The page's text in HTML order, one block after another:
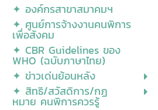
✦ องค์กรสาขาสมาคมฯ
✦ ศูนย์การจ้างงานคนพิการ
เพื่อสังคม
✦ CBR Guidelines ของ
WHO (ฉบับภาษาไทย)
✦ ข่าวเด่นย้อนหลัง
✦ สิทธิ/สวัสดิการ/กฏ
หมาย คนพิการควรรู้